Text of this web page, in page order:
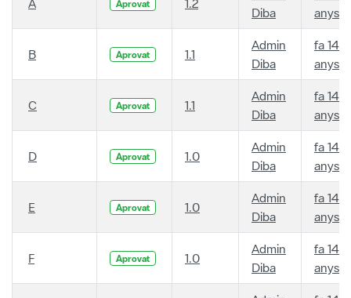
Aprovat
Diba
anys
B Aprovat 1.1
Admin
Diba
fa 14
anys
C Aprovat 1.1
Admin
Diba
fa 14
anys
D Aprovat 1.0
Admin
Diba
fa 14
anys
E Aprovat 1.0
Admin
Diba
fa 14
anys
F Aprovat 1.0
Admin
Diba
fa 14
anys